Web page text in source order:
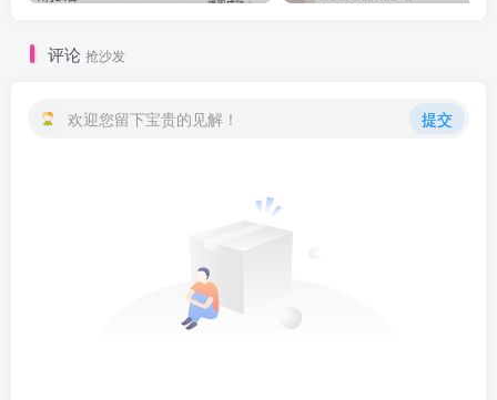
评论 抢沙发
欢迎您留下宝贵的见解！ 提交